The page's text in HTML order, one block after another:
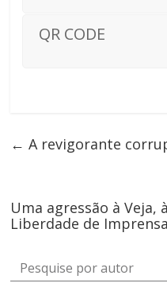
QR CODE
← A revigorante
Uma agressão à Veja,
Liberdade de
Pesquise por autor